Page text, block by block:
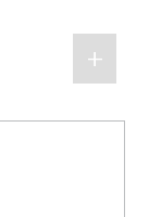
+